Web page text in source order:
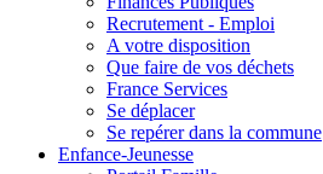
Recrutement - Emploi
A votre disposition
Que faire de vos déchets
France Services
Se déplacer
Se repérer dans la commune
Enfance-Jeunesse